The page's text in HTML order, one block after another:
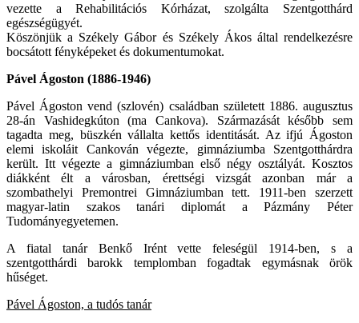
vezette a Rehabilitációs Kórházat, szolgálta Szentgotthárd
egészségügyét.
Köszönjük a Székely Gábor és Székely Ákos által rendelkezésre
bocsátott fényképeket és dokumentumokat.
Pável Ágoston (1886-1946)
Pável Ágoston vend (szlovén) családban született 1886. augusztus
28-án Vashidegkúton (ma Cankova). Származását később sem
tagadta meg, büszkén vállalta kettős identitását. Az ifjú Ágoston
elemi iskoláit Cankován végezte, gimnáziumba Szentgotthárdra
került. Itt végezte a gimnáziumban első négy osztályát. Kosztos
diákként élt a városban, érettségi vizsgát azonban már a
szombathelyi Premontrei Gimnáziumban tett. 1911-ben szerzett
magyar-latin szakos tanári diplomát a Pázmány Péter
Tudományegyetemen.
A fiatal tanár Benkő Irént vette feleségül 1914-ben, s a
szentgotthárdi barokk templomban fogadtak egymásnak örök
hűséget.
Pável Ágoston, a tudós tanár